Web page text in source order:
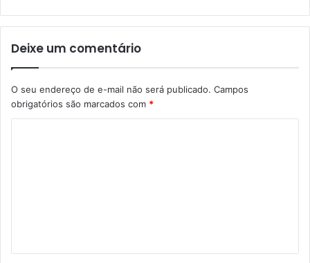
Deixe um comentário
O seu endereço de e-mail não será publicado. Campos
obrigatórios são marcados com *
á